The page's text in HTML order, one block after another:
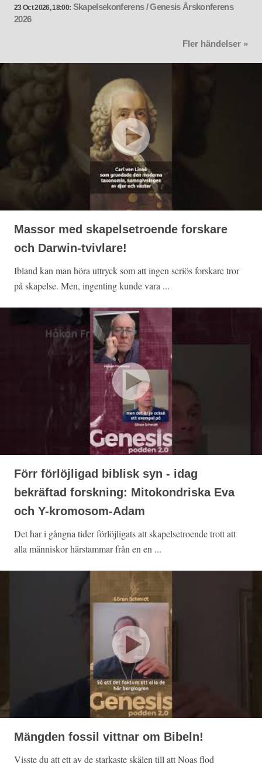
23 Oct 2026, 18:00: Skapelsekonferens / Genesis Årskonferens
2026
Fler händelser »
Massor med skapelsetroende forskare
och Darwin-tvivlare!
Ibland kan man höra uttryck som att ingen seriös forskare tror
på skapelse. Men, ingenting kunde vara ...
Förr förlöjligad biblisk syn - idag
bekräftad forskning: Mitokondriska Eva
och Y-kromosom-Adam
Det har i gångna tider förlöjligats att skapelsetroende trott att
alla människor härstammar från en en ...
Mängden fossil vittnar om Bibeln!
Visste du att ett av de starkaste skälen till att Noas flod